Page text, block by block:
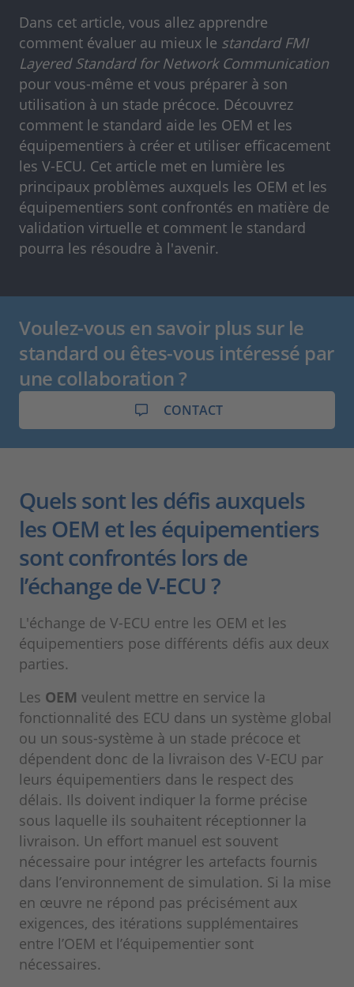
Dans cet article, vous allez apprendre
comment évaluer au mieux le standard FMI
Layered Standard for Network Communication
pour vous-même et vous préparer à son
utilisation à un stade précoce. Découvrez
comment le standard aide les OEM et les
équipementiers à créer et utiliser efficacement
les V-ECU. Cet article met en lumière les
principaux problèmes auxquels les OEM et les
équipementiers sont confrontés en matière de
validation virtuelle et comment le standard
pourra les résoudre à l'avenir.
Voulez-vous en savoir plus sur le
standard ou êtes-vous intéressé par
une collaboration ?
CONTACT
Quels sont les défis auxquels
les OEM et les équipementiers
sont confrontés lors de
l’échange de V-ECU ?
L'échange de V-ECU entre les OEM et les
équipementiers pose différents défis aux deux
parties.
Les OEM veulent mettre en service la
fonctionnalité des ECU dans un système global
ou un sous-système à un stade précoce et
dépendent donc de la livraison des V-ECU par
leurs équipementiers dans le respect des
délais. Ils doivent indiquer la forme précise
sous laquelle ils souhaitent réceptionner la
livraison. Un effort manuel est souvent
nécessaire pour intégrer les artefacts fournis
dans l’environnement de simulation. Si la mise
en œuvre ne répond pas précisément aux
exigences, des itérations supplémentaires
entre l’OEM et l’équipementier sont
nécessaires.